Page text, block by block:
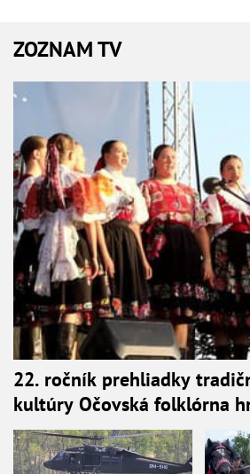
ZOZNAM TV
22. ročník prehliadky
kultúry Očovská folklórna